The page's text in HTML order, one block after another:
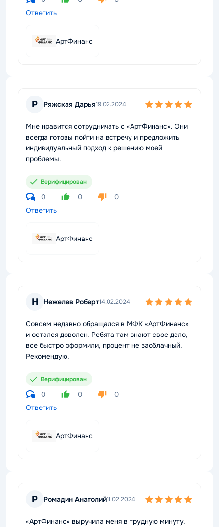
Ответить
АртФинанс
Р Ряжская Дарья19.02.2024
Мне нравится сотрудничать с «АртФинанс». Они
всегда готовы пойти на встречу и предложить
индивидуальный подход к решению моей
проблемы.
Верифицирован
0 0
0
Ответить
АртФинанс
Н Нежелев Роберт14.02.2024
Совсем недавно обращался в МФК «АртФинанс»
и остался доволен. Ребята там знают свое дело,
все быстро оформили, процент не заоблачный.
Рекомендую.
Верифицирован
0 0
0
Ответить
АртФинанс
Р Ромадин Анатолий11.02.2024
«АртФинанс» выручила меня в трудную минуту.